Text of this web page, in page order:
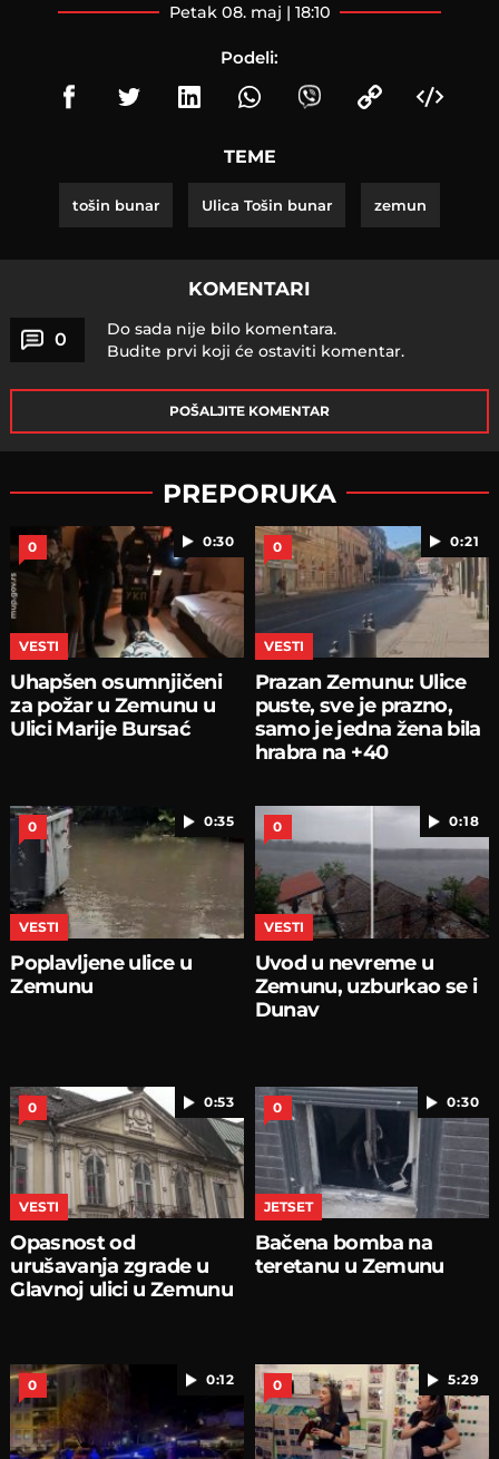
petak 08. maj | 18:10
Podeli:
TEME
tošin bunar Ulica Tošin bunar zemun
KOMENTARI
0
Do sada nije bilo komentara.
Budite prvi koji će ostaviti komentar.
POŠALJITE KOMENTAR
PREPORUKA
0:30
0
VESTI
Uhapšen osumnjičeni
za požar u Zemunu u
Ulici Marije Bursać
0:21
0
VESTI
Prazan Zemunu: Ulice
puste, sve je prazno,
samo je jedna žena bila
hrabra na +40
0:35
0
VESTI
Poplavljene ulice u
Zemunu
0:18
0
VESTI
Uvod u nevreme u
Zemunu, uzburkao se i
Dunav
0:53
0
VESTI
Opasnost od
urušavanja zgrade u
Glavnoj ulici u Zemunu
0:30
0
JETSET
Bačena bomba na
teretanu u Zemunu
0:12
0 5:29
0